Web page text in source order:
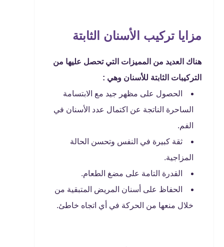
مزايا تركيب الأسنان الثابتة
هناك العديد من المميزات التي تحصل عليها من
التركيبات الثابتة للأسنان وهي :
الحصول على مظهر جيد مع الابتسامة
الساحرة الناتجة عن اكتمال عدد الأسنان في
الفم.
ثقة كبيرة في النفس وتحسن الحالة
المزاجية.
القدرة التامة على مضغ الطعام.
الحفاظ على أسنان المريض المتبقية من
خلال منعها من الحركة في أي اتجاه خاطئ.